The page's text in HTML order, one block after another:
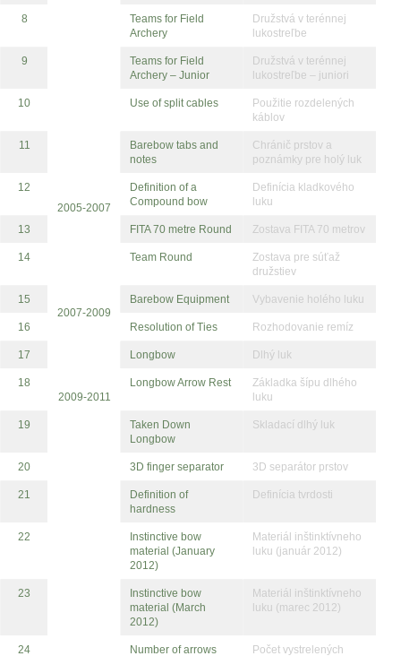
8
Teams for Field
Archery
Družstvá v terénnej
lukostreľbe
9
Teams for Field
Archery – Junior
Družstvá v terénnej
lukostreľbe – juniori
10 Use of split cables
Použitie rozdelených
káblov
11
2005-2007
Barebow tabs and
notes
Chránič prstov a
poznámky pre holý luk
12
Definition of a
Compound bow
Definícia kladkového
luku
13 FITA 70 metre Round Zostava FITA 70 metrov
14 Team Round
Zostava pre súťaž
družstiev
15
2007-2009
Barebow Equipment Vybavenie holého luku
16 Resolution of Ties Rozhodovanie remíz
17
2009-2011
Longbow Dlhý luk
18 Longbow Arrow Rest
Základka šípu dlhého
luku
19
Taken Down
Longbow
Skladací dlhý luk
20 3D finger separator 3D separátor prstov
21
Definition of
hardness
Definícia tvrdosti
22
Instinctive bow
material (January
2012)
Materiál inštinktívneho
luku (január 2012)
23
Instinctive bow
material (March
2012)
Materiál inštinktívneho
luku (marec 2012)
24
Number of arrows
Počet vystrelených